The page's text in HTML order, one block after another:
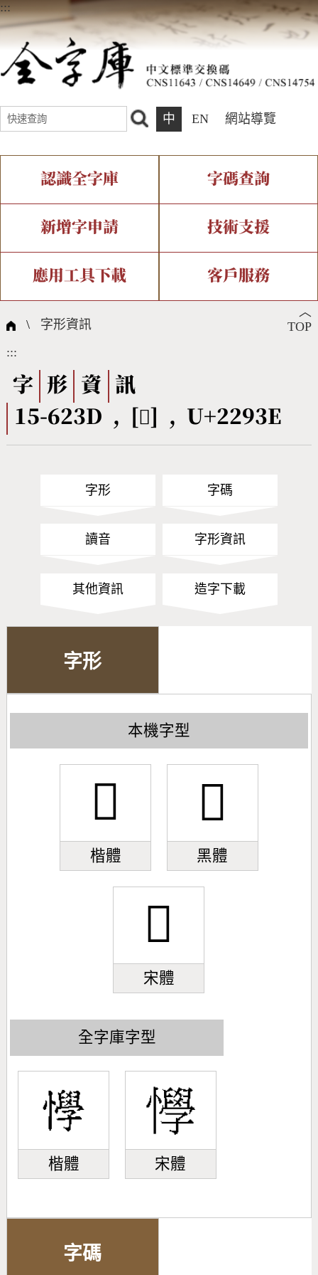
:::
中 EN 網站導覽
認識全字庫
全字庫介紹 全字庫現況
中文碼介紹 專有名詞介紹
國際字碼相關組織
字碼查詢
IDS查詢 部件查詢
複合查詢 注音查詢
筆畫查詢
筆順序查詢
CNS查詢 Unicode查詢
新增字申請
新字申請處理流程
技術支援
字形即時顯示 造字解決方案
全字庫授權 轉碼Web Service
應用工具下載
個人電腦造字處理工具
字形下載
客戶服務
問題集
熱門查詢統計
︿
TOP
\ 字形資訊
:::
字 形 資
訊
15-623D , [𢤾] , U+2293E
字形 字碼
讀音 字形資訊
其他資訊 造字下載
字形
本機字型
𢤾
楷體
𢤾
黑體
𢤾
宋體
全字庫字型
楷體 宋體
字碼